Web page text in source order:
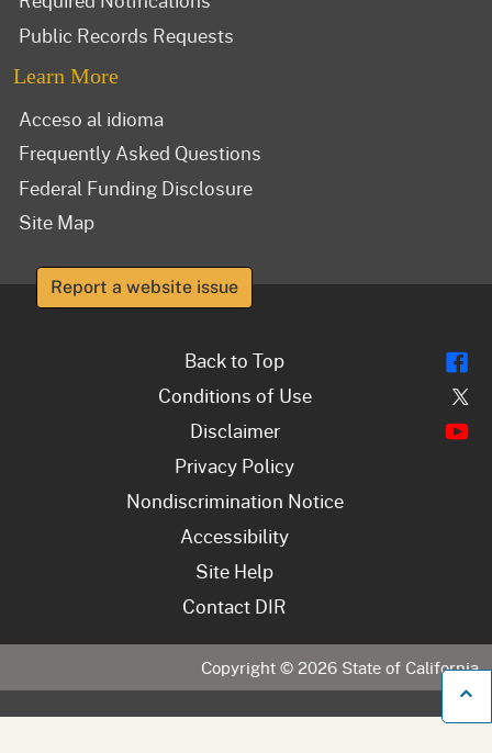
Public Records Requests
Learn More
Acceso al idioma
Frequently Asked Questions
Federal Funding Disclosure
Site Map
Report a website issue
Back to Top
Conditions of Use
Disclaimer
Privacy Policy
Nondiscrimination Notice
Accessibility
Site Help
Contact DIR
Copyright © 2026 State of California